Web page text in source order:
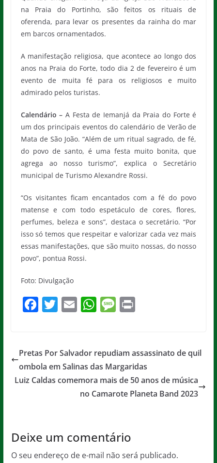
na Praia do Portinho, são feitos os rituais de
oferenda, para levar os presentes da rainha do mar
em barcos ornamentados.
A manifestação religiosa, que acontece ao longo dos
anos na Praia do Forte, todo dia 2 de fevereiro é um
evento de muita fé para os religiosos e muito
admirado pelos turistas.
Calendário – A Festa de Iemanjá da Praia do Forte é
um dos principais eventos do calendário de Verão de
Mata de São João. “Além de um ritual sagrado, de fé,
do povo de santo, é uma festa muito bonita, que
agrega ao nosso turismo”, explica o Secretário
municipal de Turismo Alexandre Rossi.
“Os visitantes ficam encantados com a fé do povo
matense e com todo espetáculo de cores, flores,
perfumes, beleza e sons”, destaca o secretário. “Por
isso só temos que respeitar e valorizar cada vez mais
essas manifestações, que são muito nossas, do nosso
povo”, pontua Rossi.
Foto: Divulgação
F
e
b
o
T
er
E
l
W
s
A
p
p
M
a
g
e
Pr
Pretas Por Salvador repudiam assassinato de quil
ombola em Salinas das Margaridas
Luiz Caldas comemora mais de 50 anos de música
no Camarote Planeta Band 2023
Deixe um comentário
O seu endereço de e-mail não será publicado.